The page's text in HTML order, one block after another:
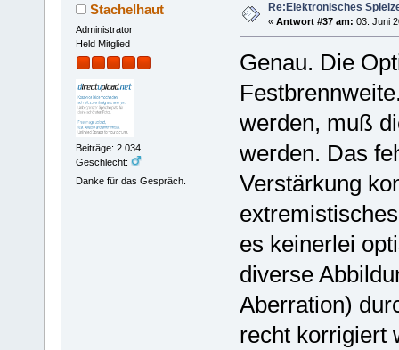
Stachelhaut
Administrator
Held Mitglied
Beiträge: 2.034
Geschlecht:
Danke für das Gespräch.
Re:Elektronisches
« Antwort #37 am: 03. Juni
Genau. Die
werden, muß
werden. Das
Verstärkung
es keinerlei
diverse
Aberration)
recht korrigiert